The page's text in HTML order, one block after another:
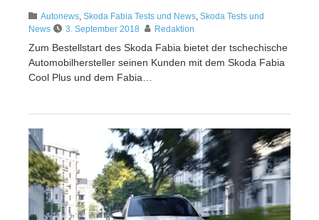
Autonews, Skoda Fabia Tests und News, Skoda Tests und
News
3. September 2018 Redaktion
Zum Bestellstart des Skoda Fabia bietet der tschechische
Automobilhersteller seinen Kunden mit dem Skoda Fabia
Cool Plus und dem Fabia…